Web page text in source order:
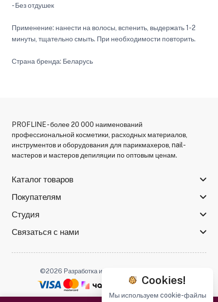
- Без отдушек
Применение: нанести на волосы, вспенить, выдержать 1-2
минуты, тщательно смыть. При необходимости повторить.
Страна бренда: Беларусь
PROFLINE - более 20 000 наименований
профессиональной косметики, расходных материалов,
инструментов и оборудования для парикмахеров, nail-
мастеров и мастеров депиляции по оптовым ценам.
Каталог товаров
Покупателям
Студия
Связаться с нами
©2026 Разработка и поддержка -
Cookies!
Мы используем cookie-файлы